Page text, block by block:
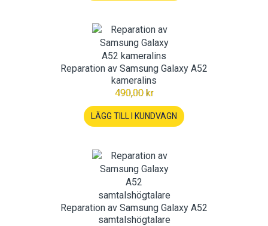
Reparation av Samsung Galaxy A52
kameralins
490,00 kr
LÄGG TILL I KUNDVAGN
Reparation av Samsung Galaxy A52
samtalshögtalare